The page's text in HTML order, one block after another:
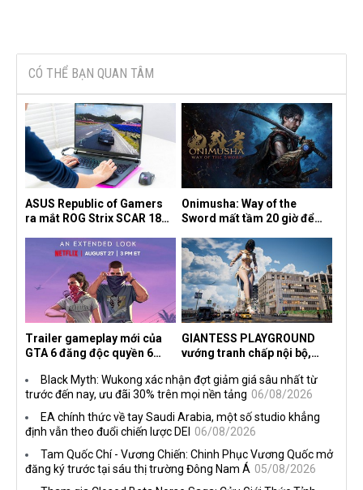
CÓ THỂ BẠN QUAN TÂM
ASUS Republic of Gamers
ra mắt ROG Strix SCAR 18
Onimusha: Way of the
Sword mất tầm 20 giờ để
dành cho newbie và lão làng
Trailer gameplay mới của
GTA 6 đăng độc quyền 6
đang quá tham?
GIANTESS PLAYGROUND
vướng tranh chấp nội bộ,
ngầm chiếm đoạt doanh thu
Black Myth: Wukong xác nhận đợt giảm giá sâu nhất từ
trước đến nay, ưu đãi 30% trên mọi nền tảng 06/08/2026
EA chính thức về tay Saudi Arabia, một số studio khẳng
định vẫn theo đuổi chiến lược DEI
06/08/2026
Tam Quốc Chí - Vương Chiến: Chinh Phục Vương Quốc mở
đăng ký trước tại sáu thị trường Đông Nam Á 05/08/2026